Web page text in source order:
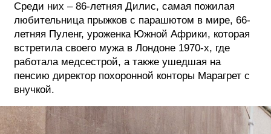
Среди них – 86-летняя Дилис, самая пожилая
любительница прыжков с парашютом в мире, 66-
летняя Пуленг, уроженка Южной Африки, которая
встретила своего мужа в Лондоне 1970-х, где
работала медсестрой, а также ушедшая на
пенсию директор похоронной конторы Марагрет с
внучкой.
БИЗНЕС И
ТЕХНОЛОГИИ
ФЕСТИВАЛИ
ФОТОГРАФИЯ
ТИПОГРАФИКА